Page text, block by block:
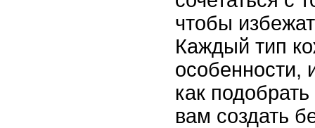
чтобы
Каждый тип
особенности,
как
вам создать